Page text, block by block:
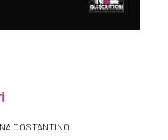
COSTANTINO.